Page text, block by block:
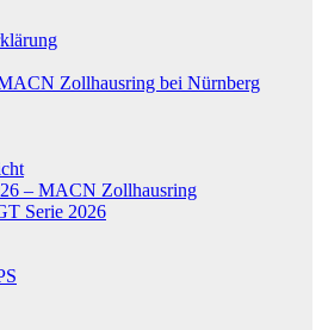
Zollhausring bei Nürnberg
– MACN Zollhausring
Serie 2026